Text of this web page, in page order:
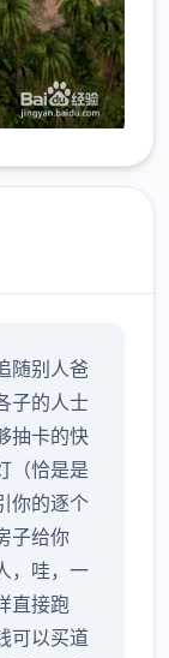
随别人爸
子的人士
抽卡的快
（恰是是
你的逐个
子给你
，哇，一
直接跑
可以买道